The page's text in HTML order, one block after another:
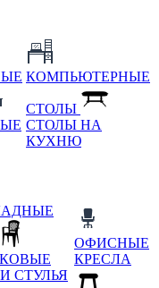
КОМПЬЮТЕРНЫЕ
СТОЛЫ
СТОЛЫ НА
КУХНЮ
СТУЛЬЯ
ОФИСНЫЕ
КРЕСЛА